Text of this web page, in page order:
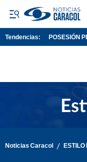
Tendencias: POSESIÓN
Noticias Caracol / ESTILO